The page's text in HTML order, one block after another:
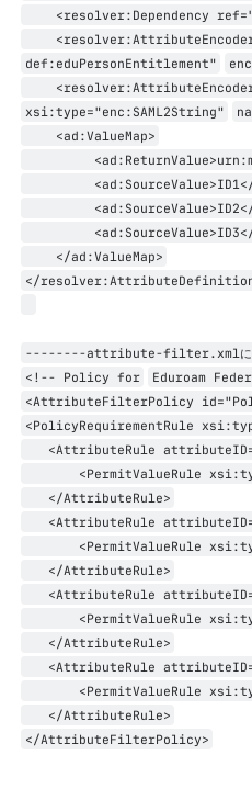
<resolver:Dependency ref=
def:eduPersonEntitlement"
xsi:type="enc:SAML2String"
<ad:ValueMap>
</ad:ValueMap>
</
--------attribute-filter.xml
<!-- Policy for
Eduroam
<AttributeFilterPolicy id=
<PolicyRequirementRule
<AttributeRule
<PermitValueRule
</AttributeRule>
<AttributeRule
<PermitValueRule
</AttributeRule>
<AttributeRule
<PermitValueRule
</AttributeRule>
<AttributeRule
<PermitValueRule
</AttributeRule>
</AttributeFilterPolicy>